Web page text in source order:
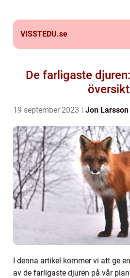
VISSTEDU.se
De farligaste
översikt
19 september 2023 Jon Larsson
I denna artikel kommer vi att ge
av de farligaste djuren på vår